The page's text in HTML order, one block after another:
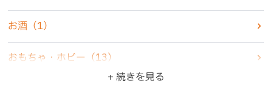
お酒 （1）
おもちゃ・ホビー （13）
+ 続きを見る